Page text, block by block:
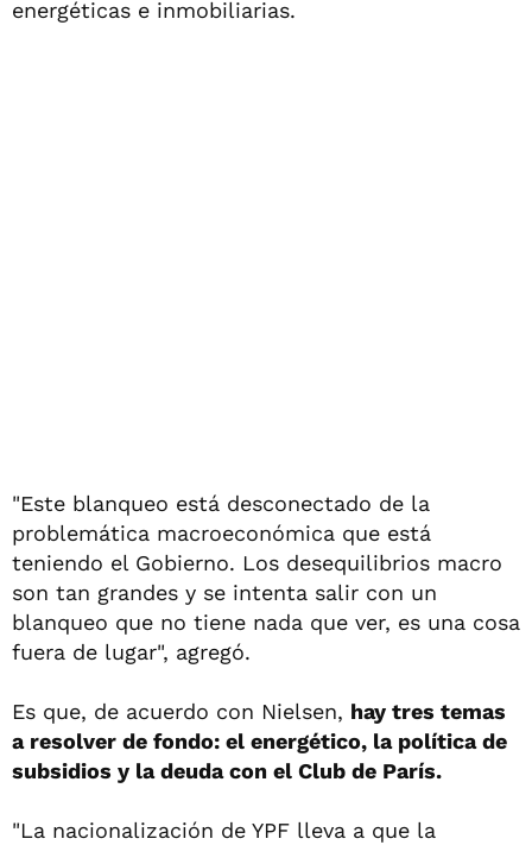
energéticas e inmobiliarias.
"Este blanqueo está desconectado de la
problemática macroeconómica que está
teniendo el Gobierno. Los desequilibrios macro
son tan grandes y se intenta salir con un
blanqueo que no tiene nada que ver, es una cosa
fuera de lugar", agregó.
Es que, de acuerdo con Nielsen, hay tres temas
a resolver de fondo: el energético, la política de
subsidios y la deuda con el Club de París.
"La nacionalización de YPF lleva a que la